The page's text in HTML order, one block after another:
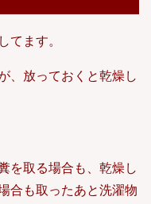
てます。
、放っておくと乾燥し
を取る場合も、乾燥し
合も取ったあと洗濯物